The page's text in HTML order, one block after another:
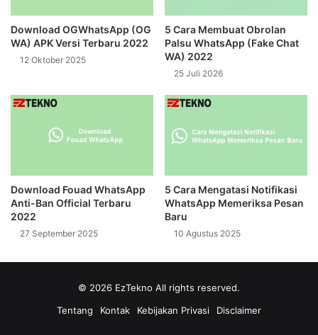
Download OGWhatsApp (OG
WA) APK Versi Terbaru 2022
12 Oktober 2025
5 Cara Membuat Obrolan
Palsu WhatsApp (Fake Chat
WA) 2022
25 Juli 2026
Download Fouad WhatsApp
Anti-Ban Official Terbaru
2022
27 September 2025
5 Cara Mengatasi Notifikasi
WhatsApp Memeriksa Pesan
Baru
10 Agustus 2025
© 2026 EzTekno All rights reserved.
Tentang
Kontak Kebijakan Privasi Disclaimer